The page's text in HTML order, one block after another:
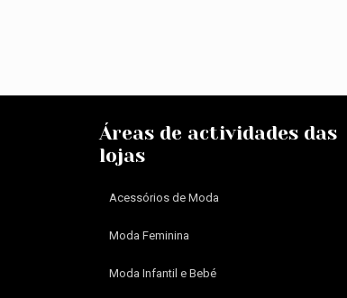
Áreas de actividades das
lojas
Acessórios de Moda
Moda Feminina
Moda Infantil e Bebé